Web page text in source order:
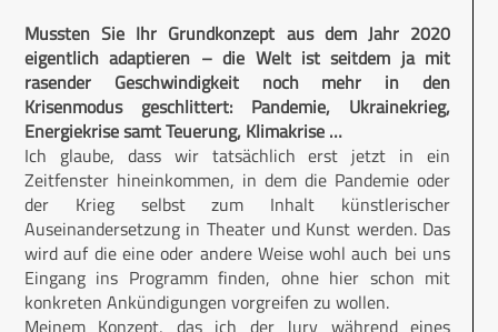
Mussten Sie Ihr Grundkonzept aus dem Jahr 2020
eigentlich adaptieren – die Welt ist seitdem ja mit
rasender Geschwindigkeit noch mehr in den
Krisenmodus geschlittert: Pandemie, Ukrainekrieg,
Energiekrise samt Teuerung, Klimakrise …
Ich glaube, dass wir tatsächlich erst jetzt in ein
Zeitfenster hineinkommen, in dem die Pandemie oder
der Krieg selbst zum Inhalt künstlerischer
Auseinandersetzung in Theater und Kunst werden. Das
wird auf die eine oder andere Weise wohl auch bei uns
Eingang ins Programm finden, ohne hier schon mit
konkreten Ankündigungen vorgreifen zu wollen.